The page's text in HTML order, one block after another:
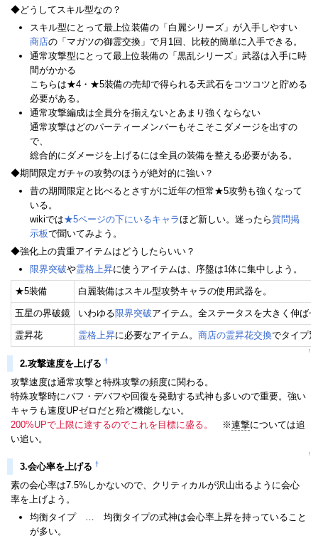
◆どうしてスキル型なの？
スキル型にとって最上位装備の「白麗シリーズ」が入手しやすい
商店の「マガツの御霊交換」で月1回、比較的簡単に入手できる。
通常攻撃型にとって最上位装備の「黒乱シリーズ」武器は入手に時
間がかかる
こちらは★4・★5装備の売却で得られる天武石をコツコツと貯める
必要がある。
通常攻撃編成は全員分を揃えないとあまり強くならない
通常攻撃はどのパーティーメンバーもそこそこダメージを出すの
で、
総合的にダメージを上げるには全員の装備を整える必要がある。
◆期間限定ガチャの攻勢のほうが絶対的に強い？
昔の期間限定と比べるとさすがに近年の恒常★5攻勢も強くなって
いる。
wikiでは★5ページの下にいるキャラほど新しい。迷ったら質問掲
示板で聞いてみよう。
◆強化上の貴重アイテムはどうしたらいい？
限界突破や霊格上昇に使うアイテムは、序盤は1体に集中しよう。
★5装備 白麗装備はスキル型攻勢キャラの使用武器を。
五星の界破鏡 いわゆる限界突破アイテム。全ステータスを大きく伸ば
霊昇花 霊格上昇に必要なアイテム。 商店の霊昇花交換でタイプ
↑
2.攻撃速度を上げる †
攻撃速度は通常攻撃と特殊攻撃の頻度に関わる。
特殊攻撃時にバフ・デバフや回復を発動する式神も多いので重要。強い
キャラも速度UPゼロだと殆ど機能しない。
200%UPで上限に達するのでこれを目標に盛る。
※連撃については追
い追い。
↑
3.会心率を上げる †
素の会心率は7.5%しかないので、クリティカルが沢山出るように会心
率を上げよう。
均衡タイプ … 均衡タイプの式神は会心率上昇を持っていること
が多い。